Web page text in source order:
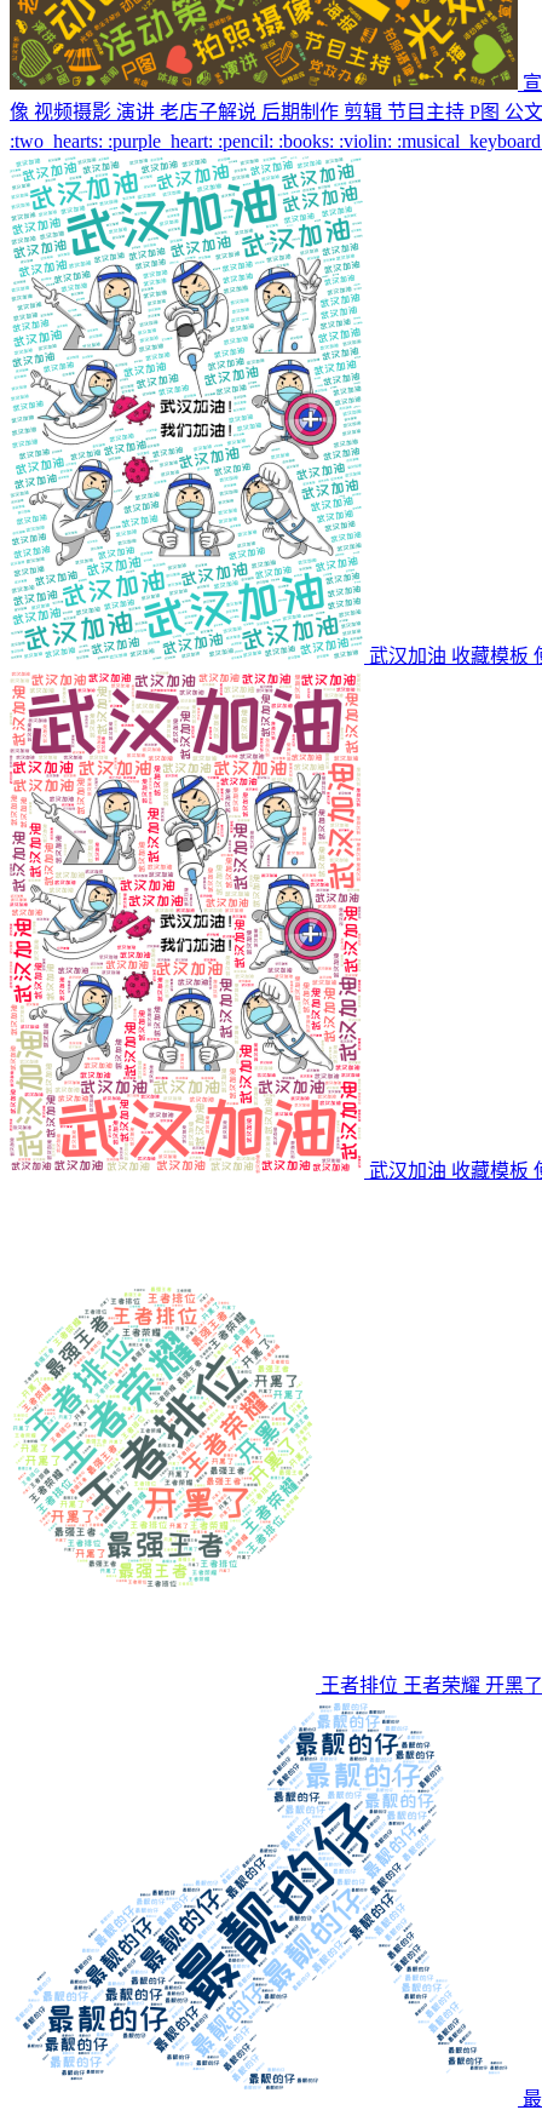
像 视频摄影 演讲 老店子解说 后期制作 剪辑 节目主持 P图 公
:two_hearts: :purple_heart: :pencil: :books: :violin:
武汉加油 收藏模板
武汉加油 收藏模板
王者排位 王者荣耀 开黑